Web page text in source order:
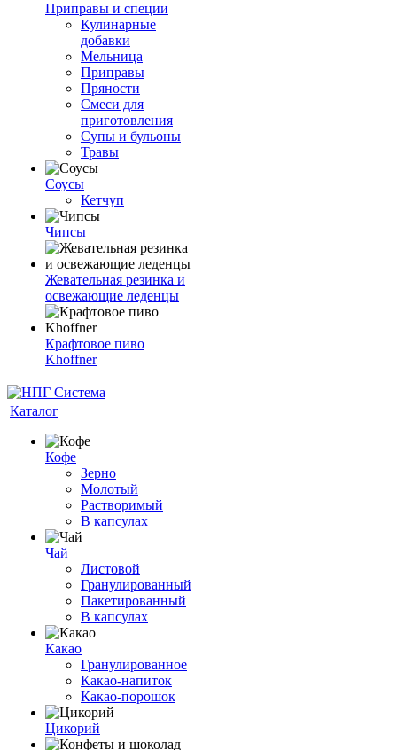
Приправы и специи
Кулинарные
добавки
Мельница
Приправы
Пряности
Смеси для
приготовления
Супы и бульоны
Травы
Соусы
Кетчуп
Чипсы
Жевательная резинка и
освежающие леденцы
Крафтовое пиво
Khoffner
Каталог
Кофе
Зерно
Молотый
Растворимый
В капсулах
Чай
Листовой
Гранулированный
Пакетированный
В капсулах
Какао
Гранулированное
Какао-напиток
Какао-порошок
Цикорий